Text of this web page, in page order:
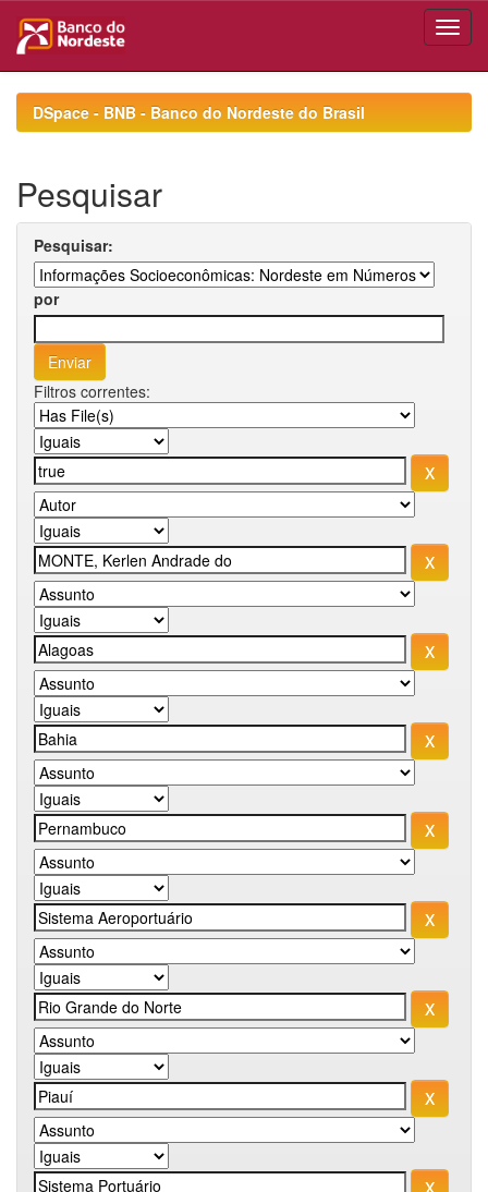
navigationDSpace - BNB - Banco do Nordeste do Brasil
Pesquisar
Pesquisar:
por
Filtros correntes: